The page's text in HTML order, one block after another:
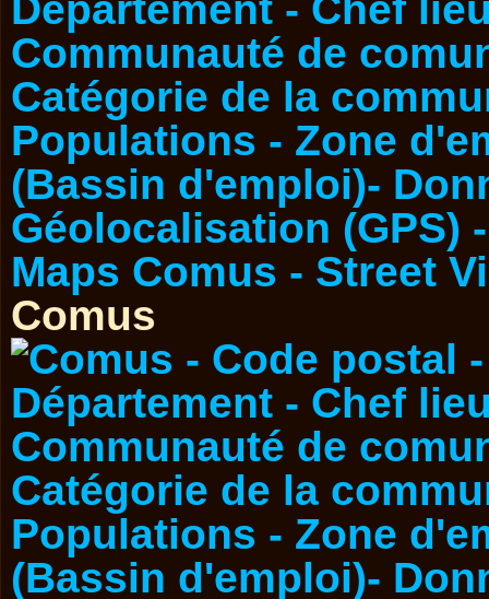
Comus